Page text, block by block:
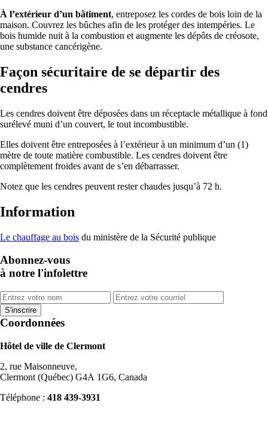
À l’extérieur d’un bâtiment, entreposez les cordes de bois loin de la
maison. Couvrez les bûches afin de les protéger des intempéries. Le
bois humide nuit à la combustion et augmente les dépôts de créosote,
une substance cancérigène.
Façon sécuritaire de se départir des
cendres
Les cendres doivent être déposées dans un réceptacle métallique à fond
surélevé muni d’un couvert, le tout incombustible.
Elles doivent être entreposées à l’extérieur à un minimum d’un (1)
mètre de toute matière combustible. Les cendres doivent être
complètement froides avant de s’en débarrasser.
Notez que les cendres peuvent rester chaudes jusqu’à 72 h.
Information
Le chauffage au bois du ministère de la Sécurité publique
Abonnez-vous
à notre l'infolettre
Coordonnées
Hôtel de ville de Clermont
2, rue Maisonneuve,
Clermont (Québec) G4A 1G6, Canada
Téléphone : 418 439-3931